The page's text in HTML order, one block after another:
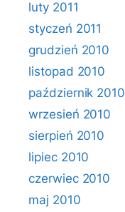
luty 2011
styczeń 2011
grudzień 2010
listopad 2010
październik 2010
wrzesień 2010
sierpień 2010
lipiec 2010
czerwiec 2010
maj 2010